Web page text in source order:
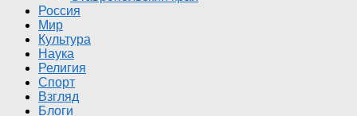
Россия
Мир
Культура
Наука
Религия
Спорт
Взгляд
Блоги